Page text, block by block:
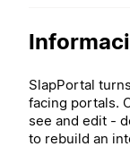
SlapPortal
facing portals.
see and edit -
to rebuild an